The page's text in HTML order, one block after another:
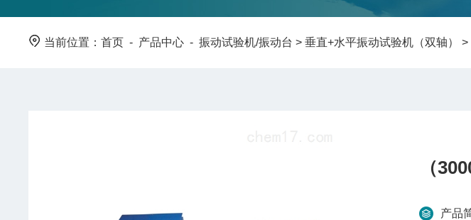
当前位置：首页 - 产品中心 -振动试验机/振动台 >垂直+水平振动试验机（双轴） >
（
产品